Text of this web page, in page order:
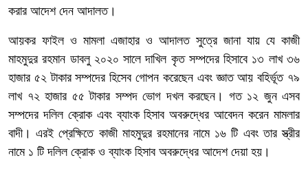
করার আদেশ দেন আদালত।
আয়কর ফাইল ও মামলা এজাহার ও আদালত সুত্রে জানা যায় যে কাজী
মাহমুদুর রহমান ডাবলু ২০২০ সালে দাখিল কৃত সম্পদের হিসাবে ১৩ লাখ ৩৬
হাজার ৫২ টাকার সম্পদের হিসেব গোপন করেছেন এবং জ্ঞাত আয় বহির্ভূত ৭৯
লাখ ৭২ হাজার ৫৫ টাকার সম্পদ ভোগ দখল করছেন। গত ১২ জুন এসব
সম্পদের দলিল ক্রোক এবং ব্যাংক হিসাব অবরুদ্ধের আবেদন করেন মামলার
বাদী। এরই প্রেক্ষিতে কাজী মাহমুদুর রহমানের নামে ১৬ টি এবং তার স্ত্রীর
নামে ১ টি দলিল ক্রোক ও ব্যাংক হিসাব অবরুদ্ধের আদেশ দেয়া হয়।